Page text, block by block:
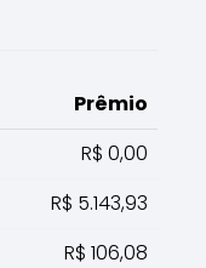
Prêmio
R$ 0,00
R$ 5.143,93
R$ 106,08